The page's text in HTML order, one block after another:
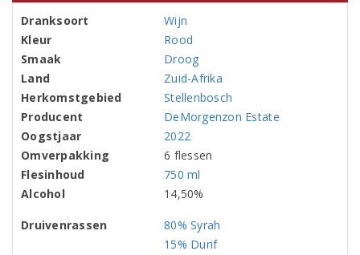
Dranksoort
Wijn
Kleur
Rood
Smaak
Droog
Land
Zuid-Afrika
Herkomstgebied
Stellenbosch
Producent
DeMorgenzon Estate
Oogstjaar
2022
Omverpakking
6 flessen
Flesinhoud
750 ml
Alcohol
14,50%
Druivenrassen
80% Syrah
15% Durif